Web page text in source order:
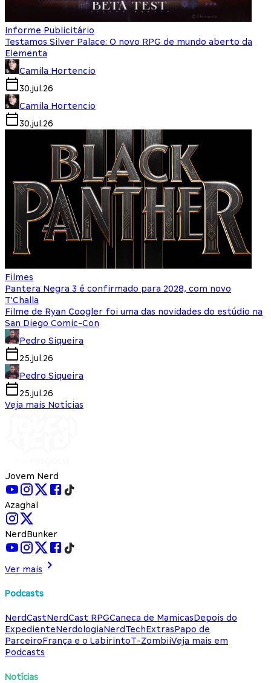
Informe Publicitário
Testamos Silver Palace: O novo RPG de mundo aberto da
Elementa
Camila Hortencio
30.jul.26
Camila Hortencio
30.jul.26
Filmes
Pantera Negra 3 é confirmado para 2028, com novo
T'Challa
Filme de Ryan Coogler foi uma das novidades do estúdio na
San Diego Comic-Con
Pedro Siqueira
25.jul.26
Pedro Siqueira
25.jul.26
Veja mais Notícias
Jovem Nerd
Azaghal
NerdBunker
Ver mais
Podcasts
NerdCastNerdCast RPGCaneca de MamicasDepois do
ExpedienteNerdologiaNerdTechExtrasPapo de
ParceiroFrança e o LabirintoT-ZombiiVeja mais em
Podcasts
Notícias